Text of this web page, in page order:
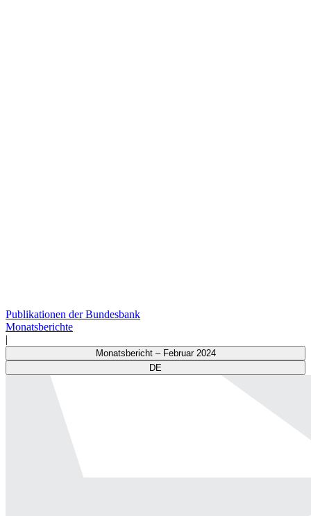
Publikationen der Bundesbank
Monatsberichte
|
Monatsbericht – Februar 2024
DE